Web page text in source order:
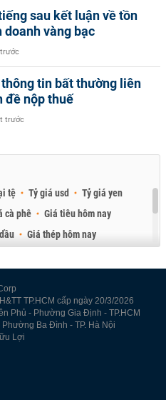
sau kết luận về tồn
vàng bạc
tin bất thường liên
đề nộp thuế
trước
tệ Tỷ giá usd
Tỷ giá yen
cà phê
Giá tiêu hôm nay
Giá thép hôm nay
TP.HCM cấp ngày 20/3/2026
Phủ - Phường Gia Định - TP.HCM
Ba Đình - TP. Hà Nội
Lợi